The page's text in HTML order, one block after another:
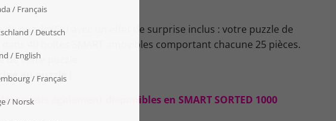
de puzzleYOU avec un effet de surprise inclus : votre puzzle de
40 boîtes SMART amovibles comportant chacune 25 pièces.
votre puzzle.
au puzzle !
également disponibles en SMART SORTED 1000